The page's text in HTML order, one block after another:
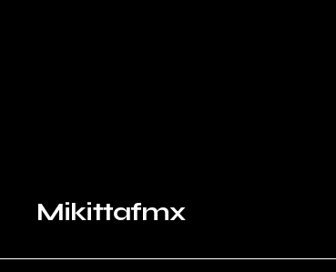
Mikittafmx